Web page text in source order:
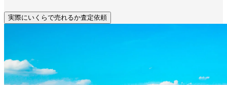
実際にいくらで売れるか査定依頼